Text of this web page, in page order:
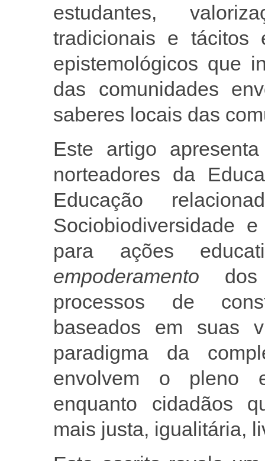
estudantes,
tradicionais e tácitos
epistemológicos que
das comunidades
saberes locais das
Este artigo
norteadores da
Educação
Sociobiodiversidade
para ações
empoderamento dos
processos de
baseados em suas
paradigma da
envolvem o pleno
enquanto cidadãos
mais justa, igualitária,